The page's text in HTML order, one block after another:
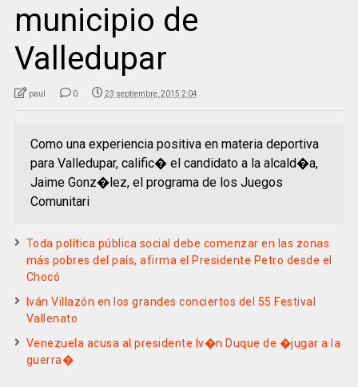
municipio de
Valledupar
paul 0 23 septiembre, 2015 2:04
Como una experiencia positiva en materia deportiva
para Valledupar, calific� el candidato a la alcald�a,
Jaime Gonz�lez, el programa de los Juegos
Comunitari
Toda política pública social debe comenzar en las zonas
más pobres del país, afirma el Presidente Petro desde el
Chocó
Iván Villazón en los grandes conciertos del 55 Festival
Vallenato
Venezuela acusa al presidente Iv�n Duque de �jugar a la
guerra�